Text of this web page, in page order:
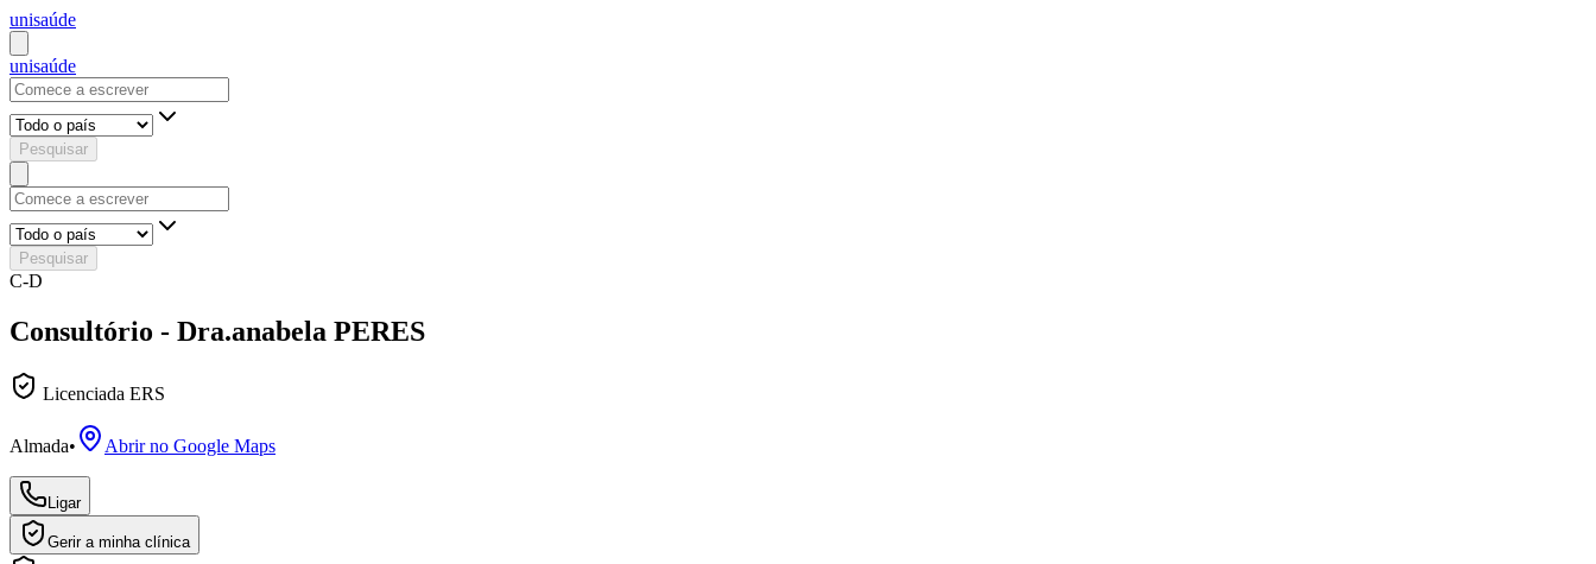
unisaúde
unisaúde
Pesquisar
Pesquisar
C-D
Consultório - Dra.anabela PERES
Licenciada ERS
Almada• Abrir no Google Maps
Ligar
Gerir a minha clínica